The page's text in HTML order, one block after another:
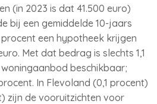
(in 2023 is dat 41.500 euro)
bij een gemiddelde 10-jaars
een hypotheek krijgen
Met dat bedrag is slechts 1,1
beschikbaar;
In Flevoland (0,1 procent)
zijn de vooruitzichten voor